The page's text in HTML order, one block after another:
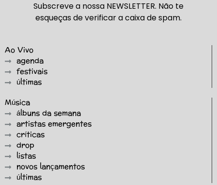
Subscreve a nossa NEWSLETTER. Não te
esqueças de verificar a caixa de spam.
Ao Vivo
agenda
festivais
últimas
Música
álbuns da semana
artistas emergentes
críticas
drop
listas
novos lançamentos
últimas